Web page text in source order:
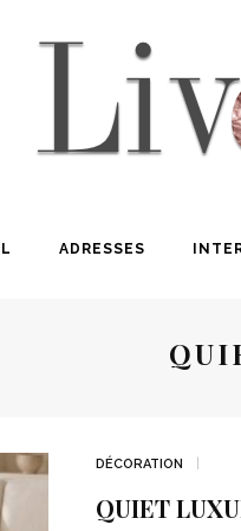
ADRESSES
DÉCORATION
QUIET